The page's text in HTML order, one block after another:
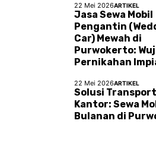
22 Mei 2026ARTIKEL
Jasa Sewa Mobil
Pengantin
Car) Mewah di
Purwokerto:
Pernikahan
22 Mei 2026ARTIKEL
Solusi
Kantor: Sewa
Bulanan di